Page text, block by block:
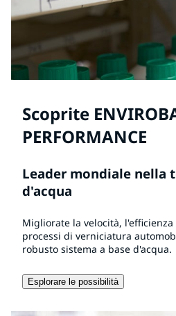
Scoprite
PERFORMANCE
Leader mondiale nella
d'acqua
Migliorate la velocità,
processi di verniciatura
robusto sistema a base d'acqua.
Esplorare le possibilità